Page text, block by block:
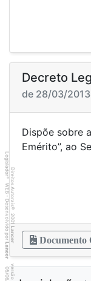
Decreto
de 28/03/2013
Dispõe sobre
Emérito”, ao
Documento
Direitos Autorais
©
2001
Lancer
Legislador
®
WEB - Desenvolvido por
Lancer